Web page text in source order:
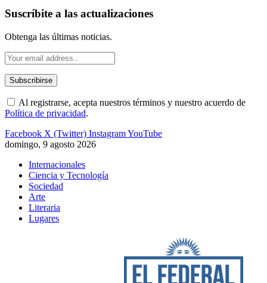
Suscríbite a las actualizaciones
Obtenga las últimas noticias.
Al registrarse, acepta nuestros términos y nuestro acuerdo de
Política de privacidad.
Facebook X (Twitter) InstagramYouTube
domingo, 9 agosto 2026
Internacionales
Ciencia y Tecnología
Sociedad
Arte
Literaria
Lugares